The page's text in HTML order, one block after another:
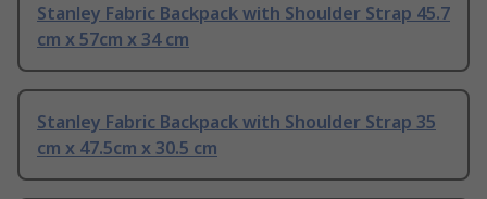
Stanley Fabric Backpack with Shoulder Strap 45.7
cm x 57cm x 34 cm
Stanley Fabric Backpack with Shoulder Strap 35
cm x 47.5cm x 30.5 cm